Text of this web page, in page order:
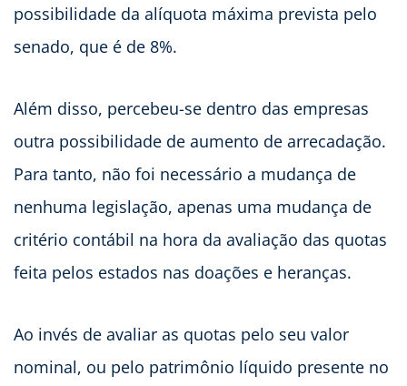
possibilidade da alíquota máxima prevista pelo
senado, que é de 8%.
Além disso, percebeu-se dentro das empresas
outra possibilidade de aumento de arrecadação.
Para tanto, não foi necessário a mudança de
nenhuma legislação, apenas uma mudança de
critério contábil na hora da avaliação das quotas
feita pelos estados nas doações e heranças.
Ao invés de avaliar as quotas pelo seu valor
nominal, ou pelo patrimônio líquido presente no